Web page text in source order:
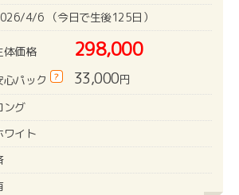
4/6 （今日で生後125日）
体価格 298,000
心パック ? 33,000円
ング
ワイト